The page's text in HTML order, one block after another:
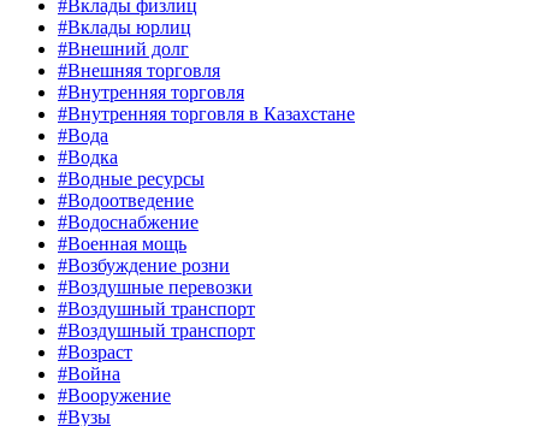
#Вклады физлиц
#Вклады юрлиц
#Внешний долг
#Внешняя торговля
#Внутренняя торговля
#Внутренняя торговля в Казахстане
#Вода
#Водка
#Водные ресурсы
#Водоотведение
#Водоснабжение
#Военная мощь
#Возбуждение розни
#Воздушные перевозки
#Воздушный транспорт
#Воздушный транспорт
#Возраст
#Война
#Вооружение
#Вузы